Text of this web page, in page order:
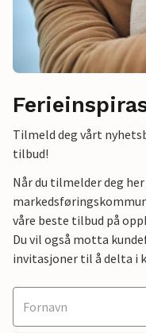
Tilmeld deg vårt
tilbud!
Når du tilmelder deg
våre beste tilbud på
Du vil også motta
invitasjoner til å delta i